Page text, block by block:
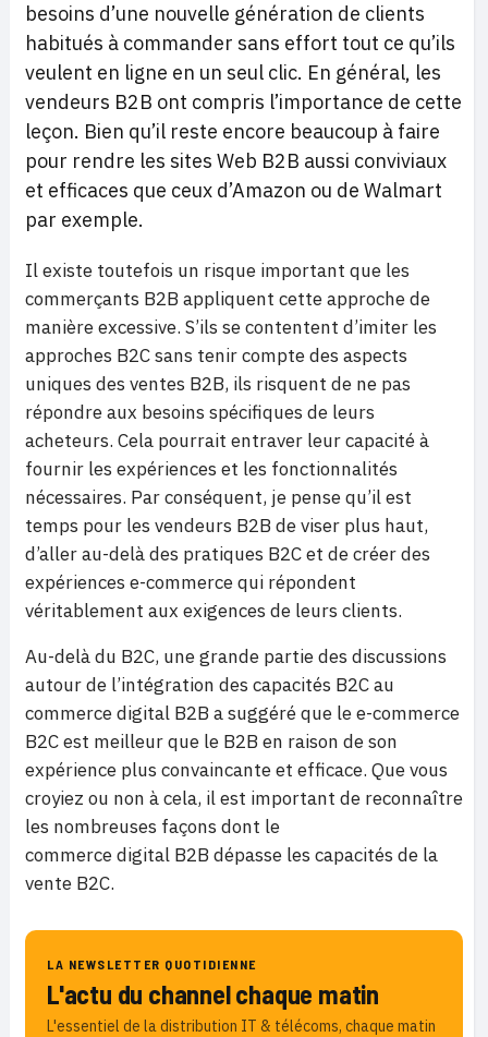
besoins d’une nouvelle génération de clients
habitués à commander sans effort tout ce qu’ils
veulent en ligne en un seul clic. En général, les
vendeurs B2B ont compris l’importance de cette
leçon. Bien qu’il reste encore beaucoup à faire
pour rendre les sites Web B2B aussi conviviaux
et efficaces que ceux d’Amazon ou de Walmart
par exemple.
Il existe toutefois un risque important que les
commerçants B2B appliquent cette approche de
manière excessive. S’ils se contentent d’imiter les
approches B2C sans tenir compte des aspects
uniques des ventes B2B, ils risquent de ne pas
répondre aux besoins spécifiques de leurs
acheteurs. Cela pourrait entraver leur capacité à
fournir les expériences et les fonctionnalités
nécessaires. Par conséquent, je pense qu’il est
temps pour les vendeurs B2B de viser plus haut,
d’aller au-delà des pratiques B2C et de créer des
expériences e-commerce qui répondent
véritablement aux exigences de leurs clients.
Au-delà du B2C, une grande partie des discussions
autour de l’intégration des capacités B2C au
commerce digital B2B a suggéré que le e-commerce
B2C est meilleur que le B2B en raison de son
expérience plus convaincante et efficace. Que vous
croyiez ou non à cela, il est important de reconnaître
les nombreuses façons dont le
commerce digital B2B dépasse les capacités de la
vente B2C.
LA NEWSLETTER QUOTIDIENNE
L'actu du channel chaque matin
L'essentiel de la distribution IT & télécoms, chaque matin